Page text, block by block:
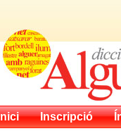
Inscripció